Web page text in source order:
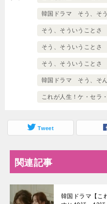
韓国ドラマ そう、そ
そう、そういうことさ
そう、そういうことさ
そう、そういうことさ
韓国ドラマ そう、そ
これが人生！ケ・セラ
Tweet
関連記事
韓国ドラマ【こ